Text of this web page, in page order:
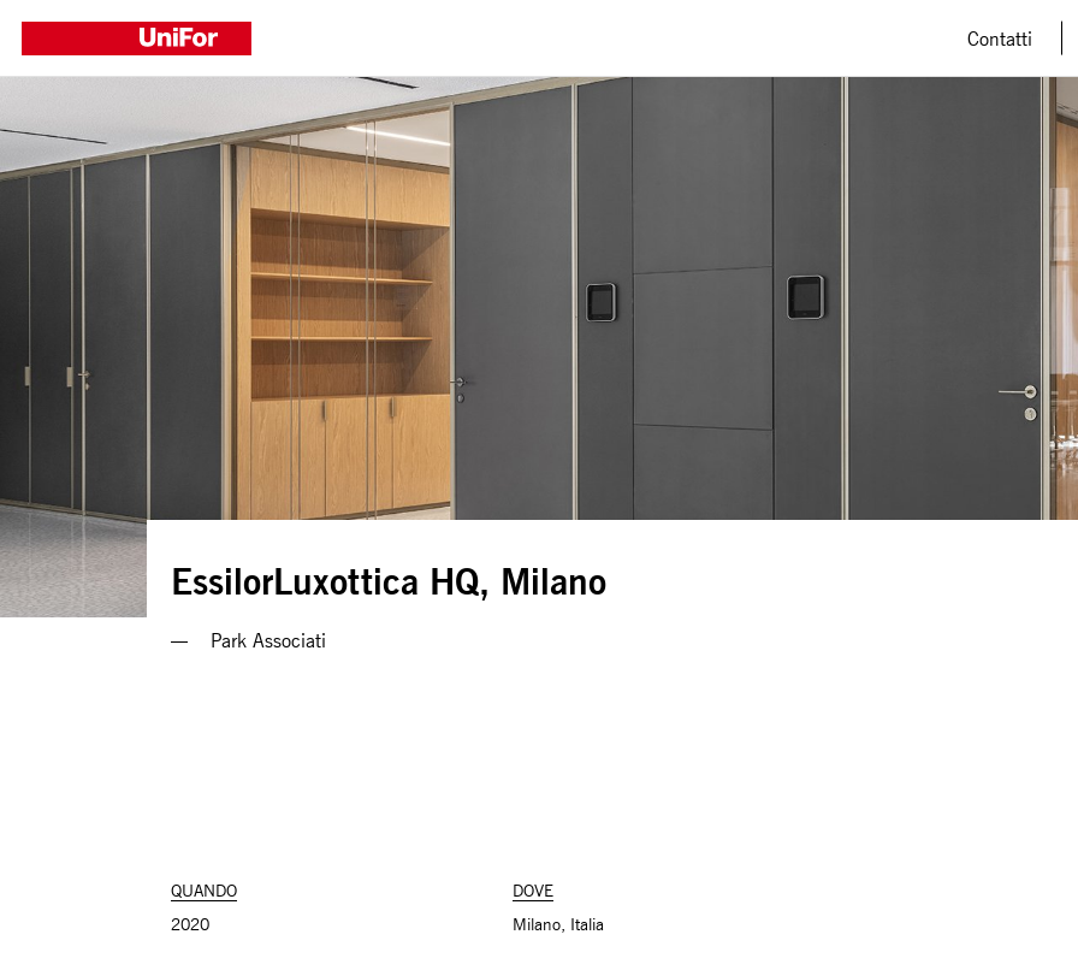
Contatti
EssilorLuxottica HQ, Milano
Park Associati
QUANDO
2020
DOVE
Milano, Italia